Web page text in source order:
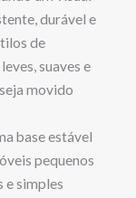
durável e
de
suaves e
movido
base estável
pequenos
e simples